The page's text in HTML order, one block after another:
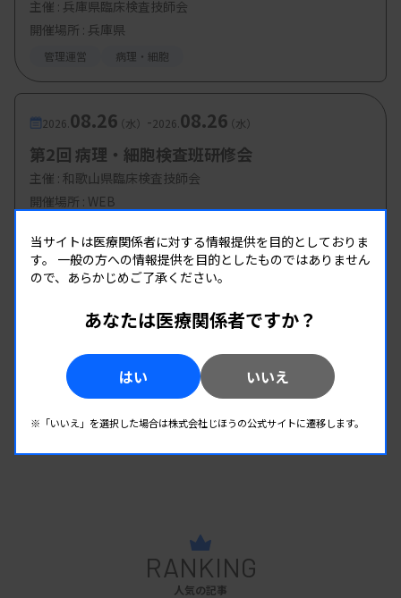
主催 : 兵庫県臨床検査技師会
開催場所 : 兵庫県
管理運営 病理・細胞
2026. 08.26（水） -2026. 08.26（水）
第2回 病理・細胞検査班研修会
主催 : 和歌山県臨床検査技師会
開催場所 : WEB
RANKING
人気の記事
当サイトは医療関係者に対する情報提供を目的としておりま
す。 一般の方への情報提供を目的としたものではありません
ので、あらかじめご了承ください。
あなたは医療関係者ですか？
はい いいえ
※「いいえ」を選択した場合は株式会社じほうの公式サイトに遷移します。